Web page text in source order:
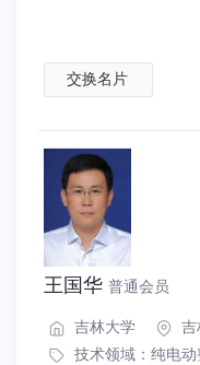
交换名片
王国华 普通会员
吉林大学
技术领域： 纯电